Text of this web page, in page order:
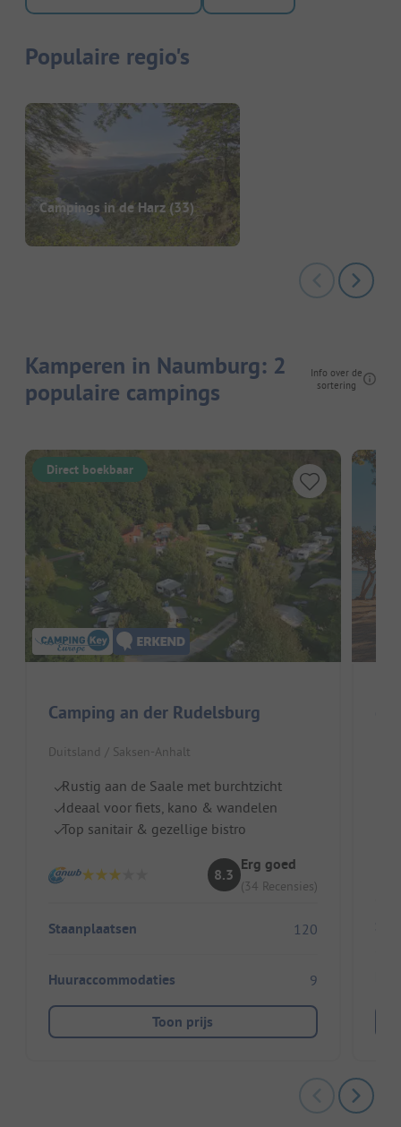
Populaire regio's
Campings in de Harz (33)
Kamperen in Naumburg: 2
populaire campings
Info over de
sortering
Direct boekbaar
Camping an der Rudelsburg
Duitsland / Saksen-Anhalt
Rustig aan de Saale met burchtzicht
Ideaal voor fiets, kano & wandelen
Top sanitair & gezellige bistro
8.3
Erg goed
(34 Recensies)
Staanplaatsen 120
Huuraccommodaties 9
Toon prijs